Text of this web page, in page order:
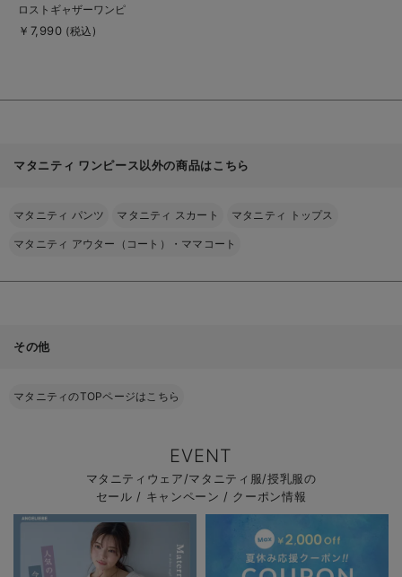
詳
を
ロストギャザーワンピ
ース マタニティ・授
￥7,990 (税込)
マタニティ ワンピース以外の商品はこちら
マタニティ パンツ マタニティ スカート マタニティ トップス
マタニティ アウター（コート）・ママコート
その他
マタニティのTOPページはこちら
EVENT
マタニティウェア/マタニティ服/授乳服の
セール / キャンペーン / クーポン情報